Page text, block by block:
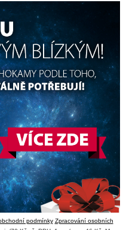
podmínky Zpracování osobních